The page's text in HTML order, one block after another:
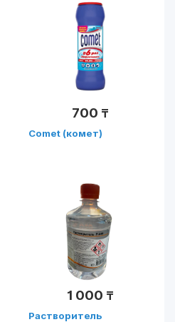
700 ₸
Comet (комет)
1 000 ₸
Растворитель